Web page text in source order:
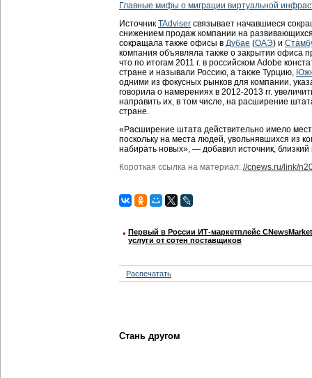
Главные мифы о миграции виртуальной
Источник TAdviser связывает начавшиеся
снижением продаж компании на развивающихся
сокращала также офисы в Дубае (ОАЭ) и
компания объявляла также о закрытии офиса
что по итогам 2011 г. в российском Adobe
стране и называли Россию, а также Турцию,
одними из фокусных рынков для компании,
говорила о намерениях в 2012-2013 гг.
направить их, в том числе, на расширение
стране.
«Расширение штата действительно имело
поскольку на места людей, увольнявшихся из
набирать новых», — добавил источник,
Короткая ссылка на материал: //cnews.ru/link/
Первый в России ИТ-маркетплейс
услуги от сотен поставщиков
Распечатать
Стань другом